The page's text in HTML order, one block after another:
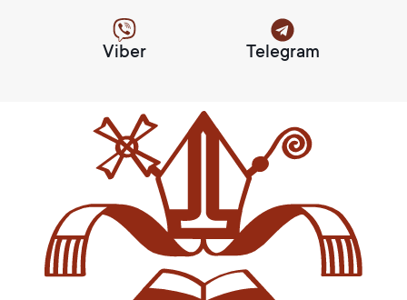
Viber Telegram